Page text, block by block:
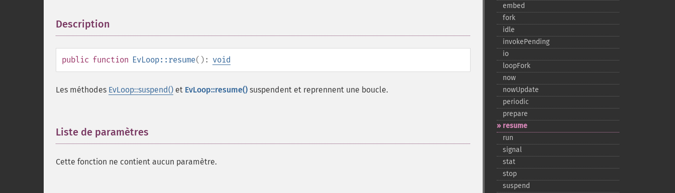
Description
public function EvLoop::resume(): void
Les méthodes EvLoop::suspend() et EvLoop::resume() suspendent et reprennent une boucle.
Liste de paramètres
Cette fonction ne contient aucun paramètre.
embed
fork
idle
invokePending
io
loopFork
now
nowUpdate
periodic
prepare
resume
run
signal
stat
stop
suspend